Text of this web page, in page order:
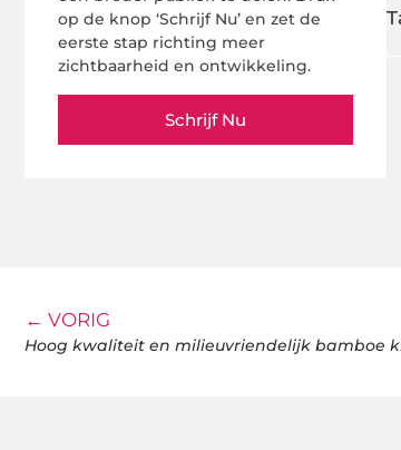
op de knop ‘Schrijf Nu’ en zet de
eerste stap richting meer
zichtbaarheid en ontwikkeling.
Schrijf Nu
← VORIG
Hoog kwaliteit en milieuvriendelijk bamboe